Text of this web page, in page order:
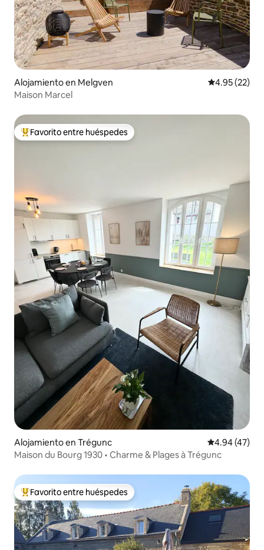
Alojamiento en Melgven Calificación
4.95 (22)
Maison Marcel
Favorito entre huéspedes preferido
Favorito entre huéspedes
Alojamiento en Trégunc Calificación
4.94 (47)
Maison du Bourg 1930 • Charme & Plages à Trégunc
Favorito entre huéspedes preferido
Favorito entre huéspedes